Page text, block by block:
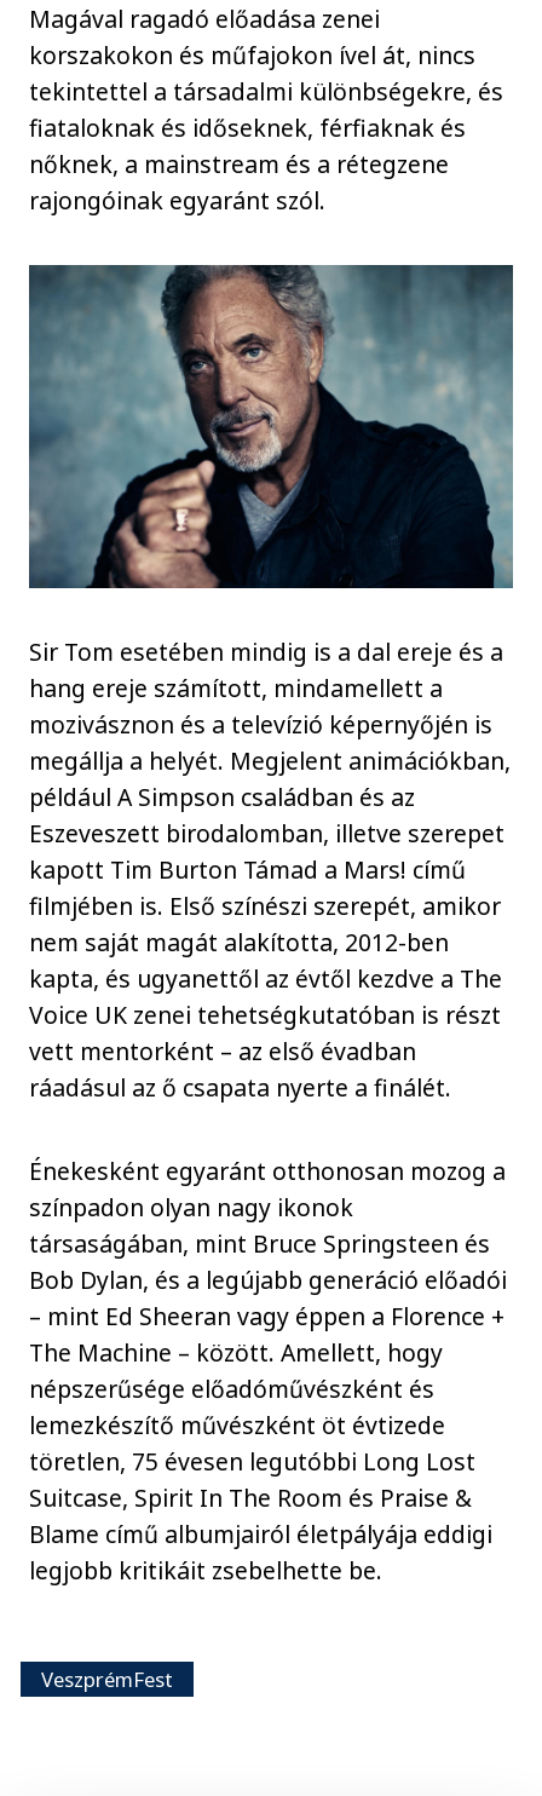
Magával ragadó előadása zenei
korszakokon és műfajokon ível át, nincs
tekintettel a társadalmi különbségekre, és
fiataloknak és időseknek, férfiaknak és
nőknek, a mainstream és a rétegzene
rajongóinak egyaránt szól.
Sir Tom esetében mindig is a dal ereje és a
hang ereje számított, mindamellett a
mozivásznon és a televízió képernyőjén is
megállja a helyét. Megjelent animációkban,
például A Simpson családban és az
Eszeveszett birodalomban, illetve szerepet
kapott Tim Burton Támad a Mars! című
filmjében is. Első színészi szerepét, amikor
nem saját magát alakította, 2012-ben
kapta, és ugyanettől az évtől kezdve a The
Voice UK zenei tehetségkutatóban is részt
vett mentorként – az első évadban
ráadásul az ő csapata nyerte a finálét.
Énekesként egyaránt otthonosan mozog a
színpadon olyan nagy ikonok
társaságában, mint Bruce Springsteen és
Bob Dylan, és a legújabb generáció előadói
– mint Ed Sheeran vagy éppen a Florence +
The Machine – között. Amellett, hogy
népszerűsége előadóművészként és
lemezkészítő művészként öt évtizede
töretlen, 75 évesen legutóbbi Long Lost
Suitcase, Spirit In The Room és Praise &
Blame című albumjairól életpályája eddigi
legjobb kritikáit zsebelhette be.
VeszprémFest